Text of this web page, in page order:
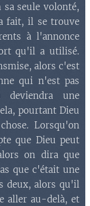
seule volonté,
fait, il se trouve
à l'annonce
qu'il a utilisé.
alors c'est
qui n'est pas
deviendra une
pourtant Dieu
Lorsqu'on
que Dieu peut
on dira que
que c'était une
deux, alors qu'il
aller au-delà, et